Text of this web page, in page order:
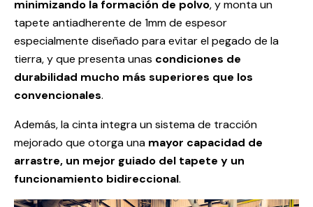
minimizando la formación de polvo, y monta un
tapete antiadherente de 1mm de espesor
especialmente diseñado para evitar el pegado de la
tierra, y que presenta unas condiciones de
durabilidad mucho más superiores que los
convencionales.
Además, la cinta integra un sistema de tracción
mejorado que otorga una mayor capacidad de
arrastre, un mejor guiado del tapete y un
funcionamiento bidireccional.